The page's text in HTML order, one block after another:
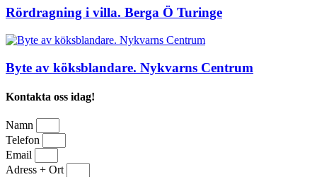
Rördragning i villa. Berga Ö Turinge
Byte av köksblandare. Nykvarns Centrum
Kontakta oss idag!
Namn
Telefon
Email
Adress + Ort